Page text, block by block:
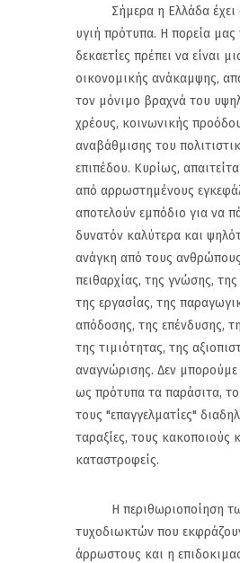
Σήμερα η Ελλάδα έχει
υγιή πρότυπα. Η πορεία μας
δεκαετίες πρέπει να είναι
οικονομικής ανάκαμψης,
τον μόνιμο βραχνά του
χρέους, κοινωνικής
αναβάθμισης του
επιπέδου. Κυρίως,
από αρρωστημένους
αποτελούν εμπόδιο για να
δυνατόν καλύτερα και
ανάγκη από τους
πειθαρχίας, της γνώσης,
της εργασίας, της
απόδοσης, της επένδυσης,
της τιμιότητας, της
αναγνώρισης. Δεν
ως πρότυπα τα παράσιτα,
τους "επαγγελματίες"
ταραξίες, τους κακοποιούς
καταστροφείς.
Η περιθωριοποίηση
τυχοδιωκτών που
άρρωστους και η